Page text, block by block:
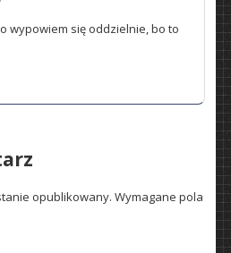
wypowiem się oddzielnie, bo to
opublikowany. Wymagane pola